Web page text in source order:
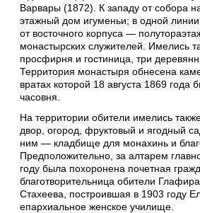
Варвары (1872). К западу от собора
этажный дом игуменьи; в одной
от восточного корпуса —
монастырских служителей. Имелись
просфирня и гостиница, три
Территория монастыря обнесена
вратах которой 18 августа 1869 года
часовня.
На территории обители имелись
двор, огород, фруктовый и ягодный
ним — кладбище для монахинь и
Предположительно, за алтарем
году была похоронена почетная
благотворительница обители
Стахеева, построившая в 1903 году
епархиальное женское училище.